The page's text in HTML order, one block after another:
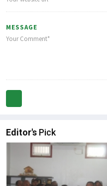
MESSAGE
Editor's Pick